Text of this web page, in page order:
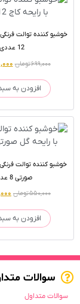
خوشبو کننده توالت
12 عددی
۶۹۹,۰۰۰تومان
افزودن به
خوشبو کننده توالت
صورتی 8 عددی
۵۵۰,۰۰۰تومان
افزودن به
سوالات
سوالات متداول